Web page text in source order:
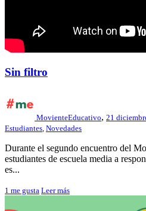
Sin filtro
MovienteEducativo, 21
Estudiantes Novedades
Durante el segundo encuentro del
estudiantes de escuela media a
es...
1 me gusta Leer más